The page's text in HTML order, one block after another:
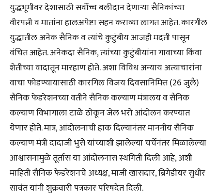
युद्धभूमीवर देशासाठी सर्वोच्च बलीदान देणाऱ्या सैनिकांच्या
वीरपत्नी व मातांना हालअपेष्टा सहन कराव्या लागत आहेत. कारगील
युद्धातील अनेक सैनिक व त्यांचे कुटुंबीय आजही मदती पासून
वंचित आहेत. अनेकदा सैनिक, त्यांच्या कुटुंबीयांना गावाच्या किंवा
शेतीच्या वादातून मारहाण होते. अशा विविध अन्याय अत्याचारांना
वाचा फोडण्यायासाठी कारगिल विजय दिवसानिमित्त (26 जुलै)
सैनिक फेडरेशनच्या वतीने सैनिक कल्याण मंत्रालय व सैनिक
कल्याण विभागाला टाळे ठोकून जेल भरो आंदोलन करण्यात
येणार होते. मात्र, आंदोलनाची हाक दिल्यानंतर माननीय सैनिक
कल्याण मंत्री दादाजी भुसे यांच्याशी झालेल्या चर्चेनंतर मिळालेल्या
आश्वासनामुळे तूर्तास या आंदोलनास स्थगिती दिली आहे, अशी
माहिती सैनिक फेडरेशनचे अध्यक्ष, माजी खासदार, ब्रिगेडीयर सुधीर
सावंत यांनी शुक्रवारी पत्रकार परिषदेत दिली.